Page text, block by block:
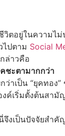
วิตอยู่ในความไ
ไปตาม Social
ล่าวคือ
ชะตามากกว่า
าเป็น “ยุคทอง
ค์เริ่มตั้งต้นสา
เป็นปัจจัยสำคั